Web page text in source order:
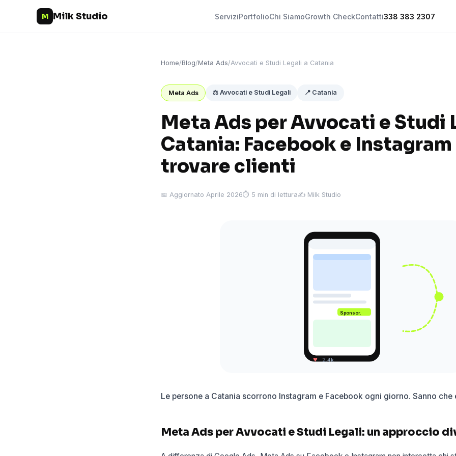
M Milk Studio ServiziPortfolioChi SiamoGrowth CheckContatti338 383 2307
Home/Blog/Meta Ads/Avvocati e Studi Legali a Catania
Meta Ads ⚖️ Avvocati e Studi Legali 📍 Catania
Meta Ads per Avvocati e Studi
Catania: Facebook e
trovare clienti
📅 Aggiornato Aprile 2026⏱ 5 min di lettura✍️ Milk Studio
Sponsor.
♥ 2.4k
Le persone a Catania scorrono Instagram e Facebook ogni giorno. Sanno che
Meta Ads per Avvocati e Studi Legali: un approccio